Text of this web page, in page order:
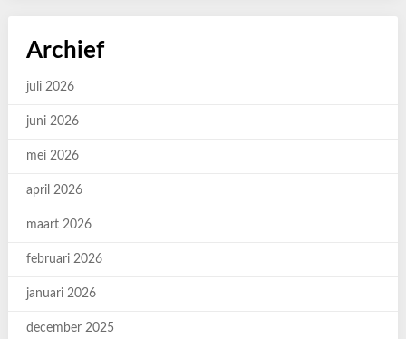
Archief
juli 2026
juni 2026
mei 2026
april 2026
maart 2026
februari 2026
januari 2026
december 2025